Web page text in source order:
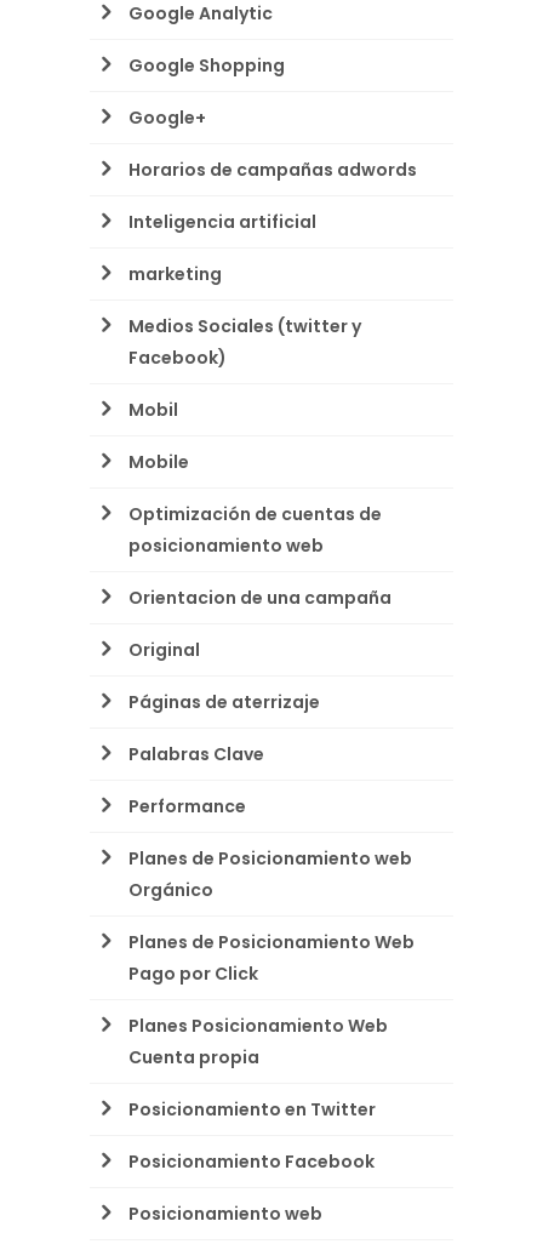
Google Analytic
Google Shopping
Google+
Horarios de campañas adwords
Inteligencia artificial
marketing
Medios Sociales (twitter y
Facebook)
Mobil
Mobile
Optimización de cuentas de
posicionamiento web
Orientacion de una campaña
Original
Páginas de aterrizaje
Palabras Clave
Performance
Planes de Posicionamiento web
Orgánico
Planes de Posicionamiento Web
Pago por Click
Planes Posicionamiento Web
Cuenta propia
Posicionamiento en Twitter
Posicionamiento Facebook
Posicionamiento web